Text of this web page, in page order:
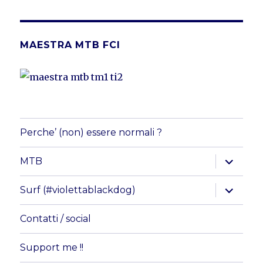
su
su
su
su
MAESTRA MTB FCI
Perche’ (non) essere normali ?
MTB
apri
i
menu
child
Surf (#violettablackdog)
apri
i
menu
Contatti / social
Support me !!